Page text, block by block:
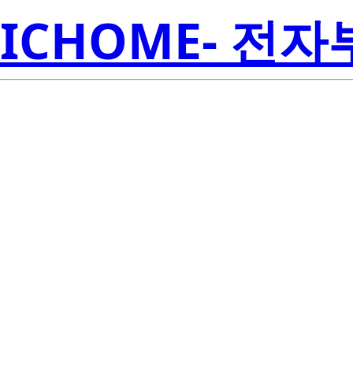
ICHOME- 전자